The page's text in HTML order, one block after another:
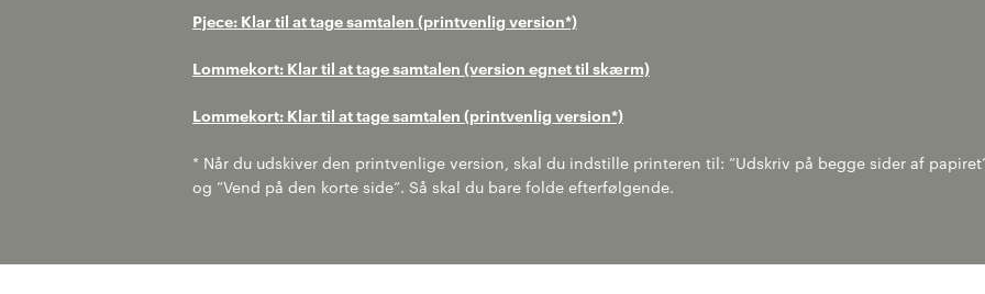
Pjece: Klar til at tage samtalen (printvenlig version*)
Lommekort: Klar til at tage samtalen (version egnet til skærm)
Lommekort: Klar til at tage samtalen (printvenlig version*)
* Når du udskiver den printvenlige version, skal du indstille printeren til: ”Udskriv på begge sider af
og ”Vend på den korte side”. Så skal du bare folde efterfølgende.